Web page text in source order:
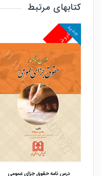
کتابهای مرتبط
مشاهده و خرید
پرفروش
جدید
درس نامه حقوق جزای عمومی